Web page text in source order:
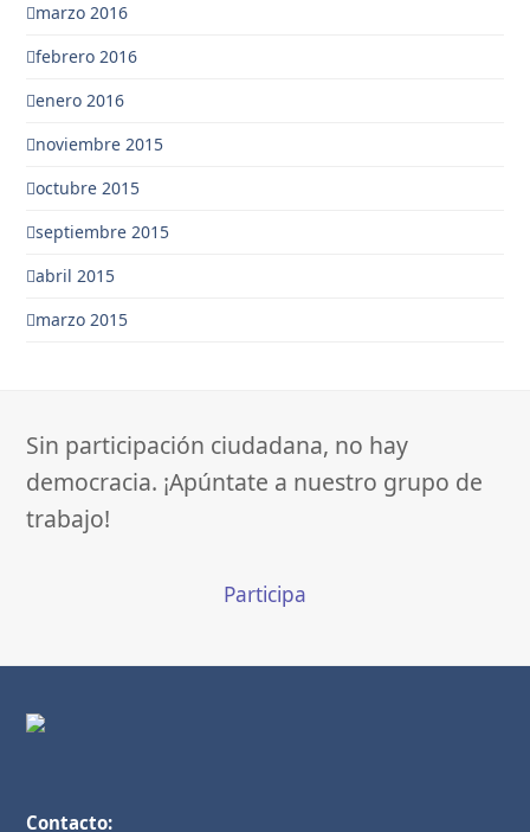
marzo 2016
febrero 2016
enero 2016
noviembre 2015
octubre 2015
septiembre 2015
abril 2015
marzo 2015
Sin participación ciudadana, no hay
democracia. ¡Apúntate a nuestro grupo de
trabajo!
Participa
Contacto: